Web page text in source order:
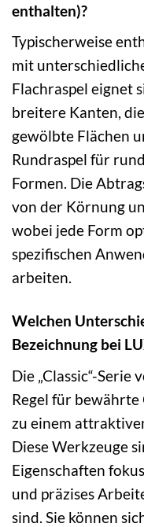
enthalten)?
Typischerweise
mit
Flachraspel eignet
breitere Kanten,
gewölbte Flächen
Rundraspel für
Formen. Die
von der Körnung
wobei jede Form
spezifischen
arbeiten.
Welchen
Bezeichnung bei
Die „Classic“-Serie
Regel für
zu einem
Diese Werkzeuge
Eigenschaften
und präzises
sind. Sie können